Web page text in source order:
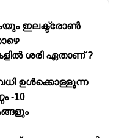
number of 103.
actinide series
15 metallic
ഇലക്ട്രോൺ
ശരി ഏതാണ് ?
ഉൾക്കൊള്ളുന്ന
-10